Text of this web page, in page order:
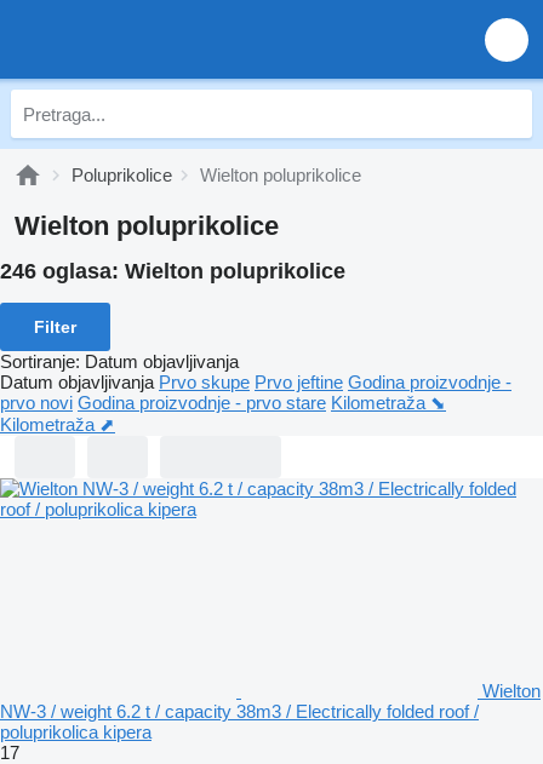
Poluprikolice Wielton poluprikolice
Wielton poluprikolice
246 oglasa: Wielton poluprikolice
Filter
Sortiranje: Datum objavljivanja
Datum objavljivanja Prvo skupe Prvo jeftine Godina proizvodnje -
prvo novi Godina proizvodnje - prvo stare Kilometraža ⬊
Kilometraža ⬈
Wielton
NW-3 / weight 6.2 t / capacity 38m3 / Electrically folded roof /
poluprikolica kipera
17